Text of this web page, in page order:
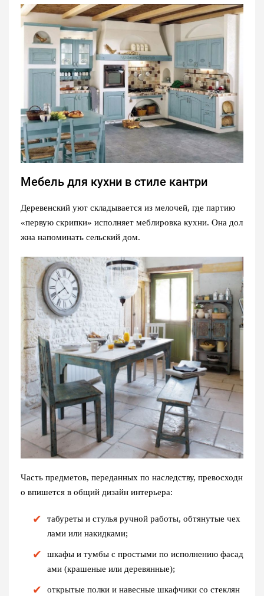
Мебель для кухни в стиле кантри
Деревенский уют складывается из мелочей, где партию
«первую скрипки» исполняет меблировка кухни. Она дол
жна напоминать сельский дом.
Часть предметов, переданных по наследству, превосходн
о впишется в общий дизайн интерьера:
табуреты и стулья ручной работы, обтянутые чех
лами или накидками;
шкафы и тумбы с простыми по исполнению фасад
ами (крашеные или деревянные);
открытые полки и навесные шкафчики со стеклян